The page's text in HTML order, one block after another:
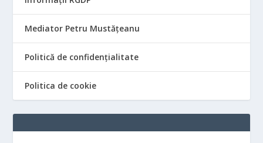
Mediator Petru Mustățeanu
Politică de confidențialitate
Politica de cookie